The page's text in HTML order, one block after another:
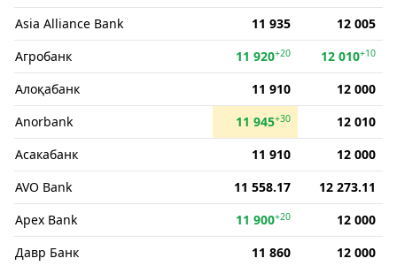
Asia Alliance Bank 11 935
12 005
Агробанк
11 920+20 12 010+10
Алоқабанк 11 910
12 000
Anorbank
11 945+30
12 010
Асакабанк
11 910
12 000
AVO Bank
11 558.17
12 273.11
Apex Bank
11 900+20
12 000
Давр Банк
11 860
12 000